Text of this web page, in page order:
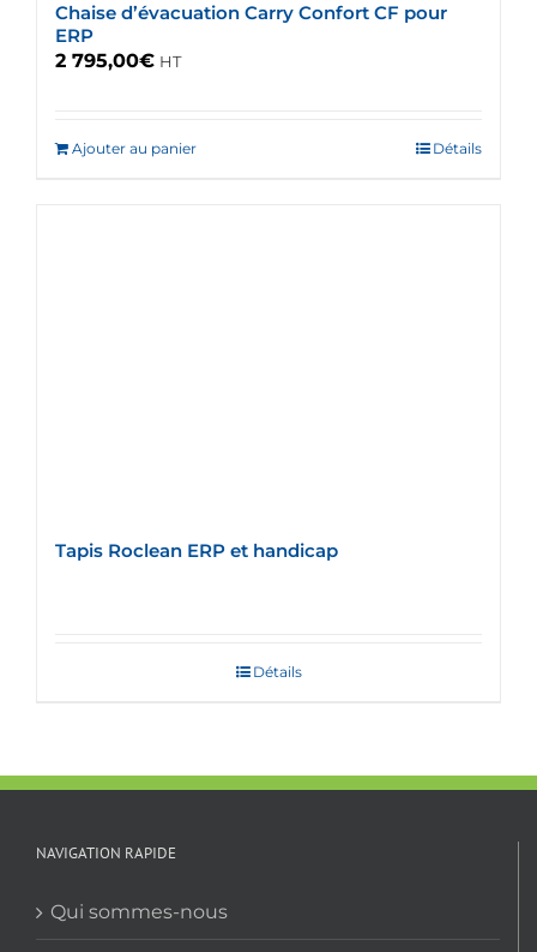
Chaise d’évacuation Carry Confort CF pour
ERP
2 795,00€ HT
Ajouter au panier Détails
Tapis Roclean ERP et handicap
Détails
NAVIGATION RAPIDE
Qui sommes-nous